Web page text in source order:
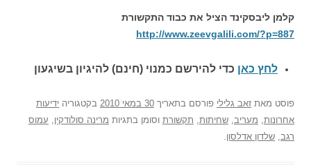
קלמן ליבסקינד הציל את כבוד התקשורת
http://www.zeevgalili.com/?p=887
לחץ כאן כדי להירשם כמנוי (חינם) להיגיון בשיגעון
פוסט מאת זאב גלילי פורסם בתאריך 30 במאי 2010 בקטגוריה ידיעות
אחרונות, מעריב, שחיתות, תקשורת וסומן בתגיות מרינה סולודקין, עמוס
רגב, שלדון אדלסון.